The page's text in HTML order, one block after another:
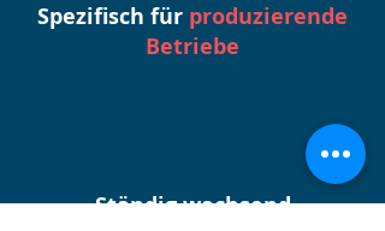
Spezifisch für produzierende
Betriebe
Ständig wachsend